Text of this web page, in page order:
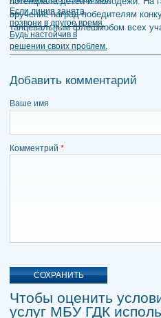
вручение наград победителям
танцевальным флешмобом всех
Добавить комментарий
Ваше имя
Комментрий *
Чтобы оценить
услуг МБУ ГДК